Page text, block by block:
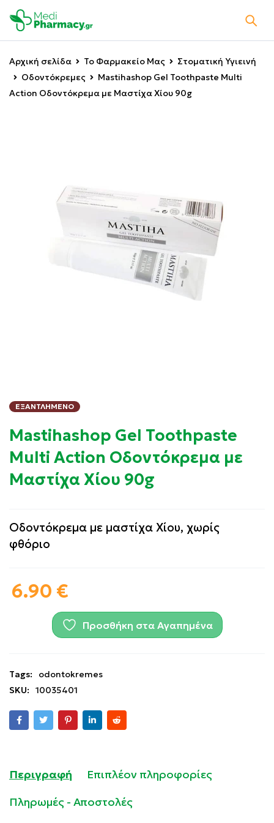
Αρχική σελίδα Το Φαρμακείο Μας
Στοματική Υγιεινή
Οδοντόκρεμες
Mastihashop Gel Toothpaste Multi
Action Οδοντόκρεμα με Μαστίχα Χίου 90g
ΕΞΑΝΤΛΗΜΈΝΟ
Mastihashop Gel Toothpaste
Multi Action Οδοντόκρεμα με
Μαστίχα Χίου 90g
Οδοντόκρεμα με μαστίχα Χίου, χωρίς
φθόριο
6.90 €
Προσθήκη στα Αγαπημένα
Tags:
odontokremes
SKU:
10035401
Περιγραφή
Επιπλέον πληροφορίες
Πληρωμές - Αποστολές